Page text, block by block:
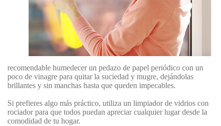
recomendable humedecer un pedazo de papel periódico con un
poco de vinagre para quitar la suciedad y mugre, dejándolas
brillantes y sin manchas hasta que queden impecables.
Si prefieres algo más práctico, utiliza un limpiador de vidrios con
rociador para que todos puedan apreciar cualquier lugar desde la
comodidad de tu hogar.